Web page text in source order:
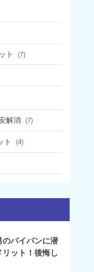
ト (7)
解消 (7)
ト (4)
のパイパンに潜
ット！後悔し